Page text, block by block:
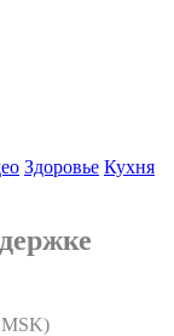
Здоровье Кухня
MSK)